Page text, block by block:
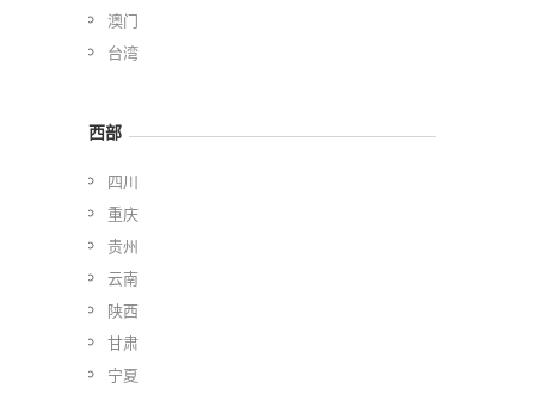
澳门
台湾
西部
四川
重庆
贵州
云南
陕西
甘肃
宁夏